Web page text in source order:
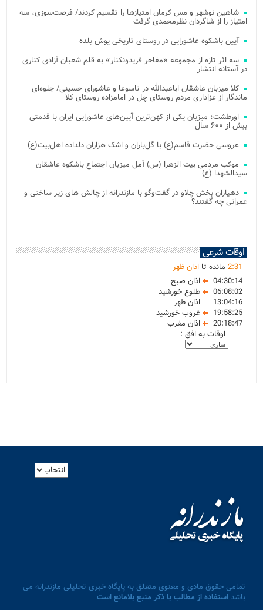
شاهین نوشهر و مس کرمان امتیازها را تقسیم کردند/ فرصت‌سوزی، سه
امتیاز را از شاگردان نظرمحمدی گرفت
آیین باشکوه عاشورایی در روستای تاریخی یوش بلده
سه اثر تازه از مجموعه «مفاخر فریدونکنار» به قلم شعبان آزادی کناری
در آستانه انتشار
کلا میزبان عاشقان اباعبدالله در تاسوعا و عاشورای حسینی/ جلوه‌ای
ماندگار از عزاداری مردم روستای چل در امامزاده روستای کلا
اورطشت؛ میزبان یکی از کهن‌ترین آیین‌های عاشورایی ایران با قدمتی
بیش از ۶۰۰ سال
عروسی حضرت قاسم(ع) با گل‌باران و اشک هزاران دلداده اهل‌بیت(ع)
موکب مردمی بیت‌ الزهرا (س) آمل میزبان اجتماع باشکوه عاشقان
سیدالشهدا (ع)
دهیاران بخش چلاو در گفت‌وگو با مازندرانه از چالش های زیر ساختی و
عمرانی چه گفتند؟
اوقات شرعی
2:31 مانده تااذان ظهر
04:30:14
اذان صبح
06:08:02
طلوع خورشید
13:04:16
اذان ظهر
19:58:25
غروب خورشید
20:18:47
اذان مغرب
اوقات به افق :
تمامی حقوق مادی و معنوی متعلق به پایگاه خبری تحلیلی مازندرانه می
باشداستفاده از مطالب با ذکر منبع بلامانع است